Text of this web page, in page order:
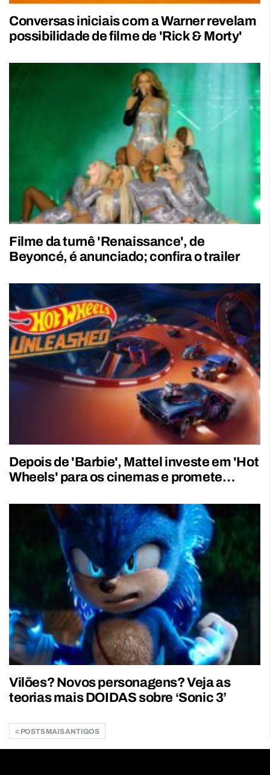
Conversas iniciais com a Warner revelam
possibilidade de filme de 'Rick & Morty'
Filme da turnê 'Renaissance', de
Beyoncé, é anunciado; confira o trailer
Depois de 'Barbie', Mattel investe em 'Hot
Wheels' para os cinemas e promete…
Vilões? Novos personagens? Veja as
teorias mais DOIDAS sobre ‘Sonic 3’
POSTS MAIS ANTIGOS